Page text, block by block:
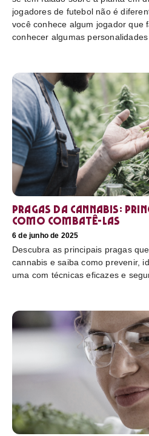
jogadores de futebol não é
você conhece algum jogador que
conhecer algumas
Pragas da cannabis:
como combatê-las
6 de junho de 2025
Descubra as principais pragas
cannabis e saiba como prevenir,
uma com técnicas eficazes e